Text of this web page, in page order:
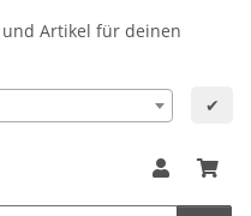
Artikel für deinen
✔